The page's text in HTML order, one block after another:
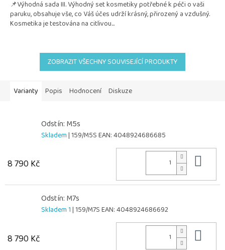
z
5
hvězdiček.
📌Výhodná sada III. Výhodný set kosmetiky potřebné k péči o vaši
paruku, obsahuje vše, co Váš účes udrží krásný, přirozený a vzdušný.
Kosmetika je testována na citlivou...
ZOBRAZIT VŠECHNY SOUVISEJÍCÍ PRODUKTY
Varianty Popis Hodnocení Diskuze
Odstín: M5s
Skladem| 159/M5SEAN:4048924686685
8 790 Kč
Odstín: M7s
Skladem 1| 159/M7SEAN:4048924686692
8 790 Kč